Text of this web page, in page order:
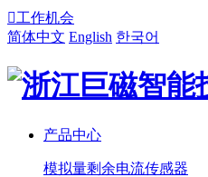
工作机会
简体中文 English 한국어
产品中心
模拟量剩余电流传感器